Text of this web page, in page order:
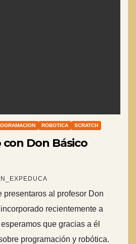
ROBOTICA SCRATCH
Don Básico
presentaros al profesor Don
recientemente a
que gracias a él
programación y robótica.